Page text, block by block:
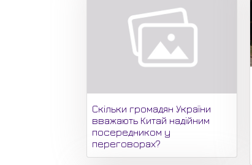
Скільки громадян України
вважають Китай надійним
посередником у
переговорах?